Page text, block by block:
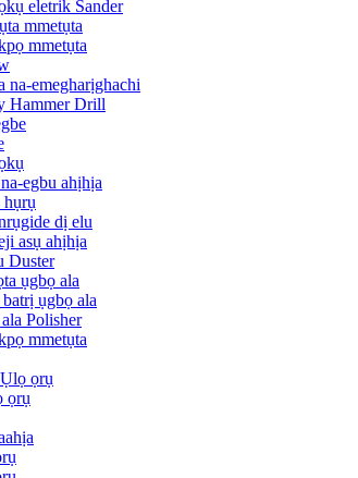
eletrik Sander
mmetụta
mmetụta
na-emegharịghachi
Hammer Drill
egbu ahịhịa
hụrụ
dị elu
asụ ahịhịa
Duster
ụgbọ ala
ụgbọ ala
Polisher
mmetụta
ọrụ
ọrụ